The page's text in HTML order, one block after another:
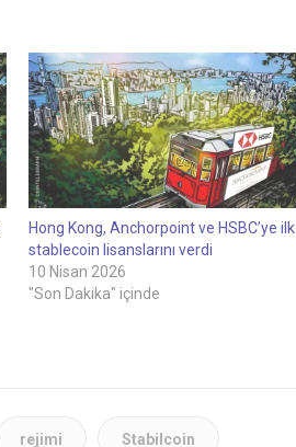
Hong Kong, Anchorpoint ve HSBC’ye ilk
stablecoin lisanslarını verdi
10 Nisan 2026
"Son Dakika" içinde
rejimi Stabilcoin